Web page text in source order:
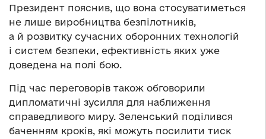
Президент пояснив, що вона стосуватиметься
не лише виробництва безпілотників,
а й розвитку сучасних оборонних технологій
і систем безпеки, ефективність яких уже
доведена на полі бою.
Під час переговорів також обговорили
дипломатичні зусилля для наближення
справедливого миру. Зеленський поділився
баченням кроків, які можуть посилити тиск